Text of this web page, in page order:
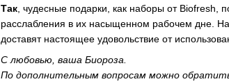
Так , чудесные подарки, как наборы от
расслабления в их насыщенном рабочем дне.
доставят настоящее удовольствие от
С любовью, ваша Биороза.
По дополнительным вопросам можно